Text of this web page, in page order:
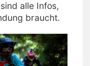
alle Infos,
braucht.